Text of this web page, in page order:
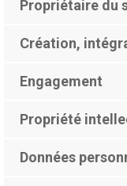
Propriétaire du
Création,
Engagement
Propriété
Données